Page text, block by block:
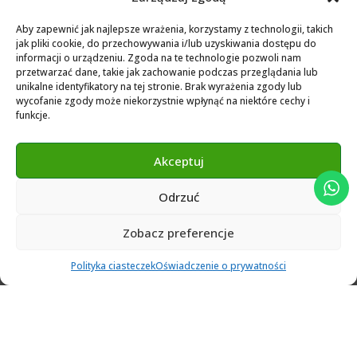
Aby zapewnić jak najlepsze wrażenia, korzystamy z technologii, takich
jak pliki cookie, do przechowywania i/lub uzyskiwania dostępu do
informacji o urządzeniu. Zgoda na te technologie pozwoli nam
przetwarzać dane, takie jak zachowanie podczas przeglądania lub
unikalne identyfikatory na tej stronie. Brak wyrażenia zgody lub
wycofanie zgody może niekorzystnie wpłynąć na niektóre cechy i
funkcje.
Akceptuj
Odrzuć
Zobacz preferencje
Polityka ciasteczekOświadczenie o prywatności
Biblioteka dla Exocad
Exocad Novamaind library 3.2
3Shape 2024 Library
Exocad 2024 Library
Novamind bredent blueski 2025
© 2024 Abutment Implants PL. All rights reserved
Menu